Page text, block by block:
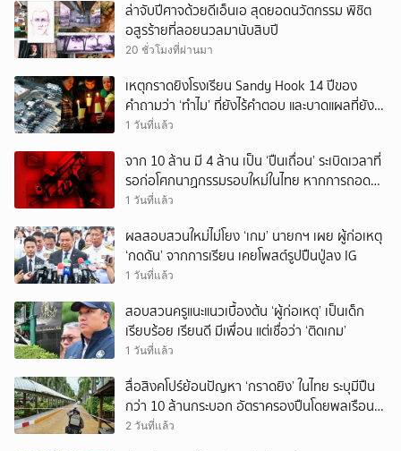
ล่าจับปีศาจด้วยดีเอ็นเอ สุดยอดนวัตกรรม พิชิต
อสูรร้ายที่ลอยนวลมานับสิบปี
20 ชั่วโมงที่ผ่านมา
เหตุกราดยิงโรงเรียน Sandy Hook 14 ปีของ
คำถามว่า ‘ทำไม’ ที่ยังไร้คำตอบ และบาดแผลที่ยัง
ทวงความรับผิดชอบไม่จบ
1 วันที่แล้ว
จาก 10 ล้าน มี 4 ล้าน เป็น ‘ปืนเถื่อน’ ระเบิดเวลาที่
รอก่อโศกนาฏกรรมรอบใหม่ในไทย หากการถอดบท
เรียนของรัฐเป็นเพียง ‘ลมปาก’
1 วันที่แล้ว
ผลสอบสวนใหม่ไม่โยง ‘เกม’ นายกฯ เผย ผู้ก่อเหตุ
‘กดดัน’ จากการเรียน เคยโพสต์รูปปืนปู่ลง IG
1 วันที่แล้ว
สอบสวนครูแนะแนวเบื้องต้น ‘ผู้ก่อเหตุ’ เป็นเด็ก
เรียบร้อย เรียนดี มีเพื่อน แต่เชื่อว่า ‘ติดเกม’
1 วันที่แล้ว
สื่อสิงคโปร์ย้อนปัญหา ‘กราดยิง’ ในไทย ระบุมีปืน
กว่า 10 ล้านกระบอก อัตราครองปืนโดยพลเรือน
สูงที่สุดในภูมิภาค
2 วันที่แล้ว